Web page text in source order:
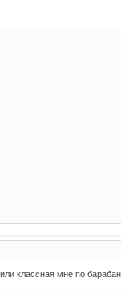
классная мне по